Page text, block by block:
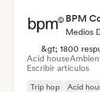
BPM
Medios
&gt; 1800
Acid house
Escribir artículos
Trip hop Acid